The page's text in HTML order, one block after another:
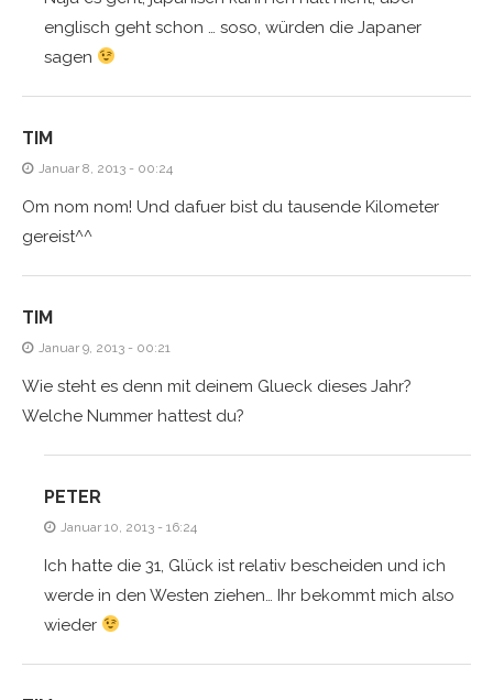
englisch geht schon … soso, würden die Japaner
sagen
TIM
Januar 8, 2013 - 00:24
Om nom nom! Und dafuer bist du tausende Kilometer
gereist^^
TIM
Januar 9, 2013 - 00:21
Wie steht es denn mit deinem Glueck dieses Jahr?
Welche Nummer hattest du?
PETER
Januar 10, 2013 - 16:24
Ich hatte die 31, Glück ist relativ bescheiden und ich
werde in den Westen ziehen… Ihr bekommt mich also
wieder